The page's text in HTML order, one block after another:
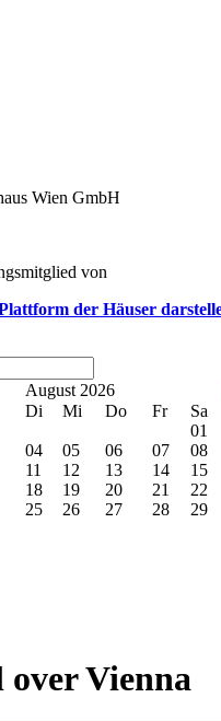
Wien GmbH
von
der Häuser
August 2026
Di Mi Do Fr Sa
01
04 05 06 07 08
11 12 13 14 15
18 19 20 21 22
25 26 27 28 29
Vienna